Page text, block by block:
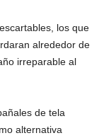
los que
alrededor de
irreparable al
de tela
alternativa